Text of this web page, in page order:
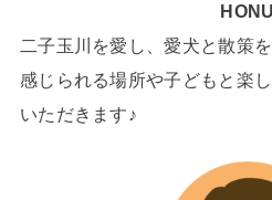
HONU
二子玉川を愛し、愛犬と散策
感じられる場所や子どもと楽
いただきます♪